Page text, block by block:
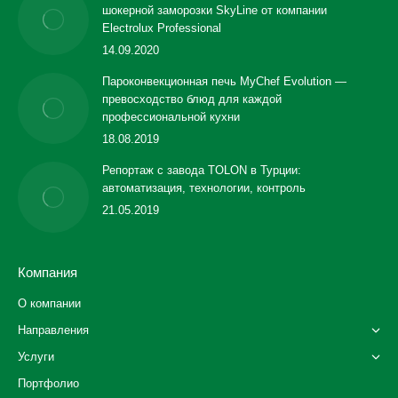
шокерной заморозки SkyLine от компании
Electrolux Professional
14.09.2020
Пароконвекционная печь MyChef Evolution —
превосходство блюд для каждой
профессиональной кухни
18.08.2019
Репортаж с завода TOLON в Турции:
автоматизация, технологии, контроль
21.05.2019
Компания
О компании
Направления
Услуги
Портфолио